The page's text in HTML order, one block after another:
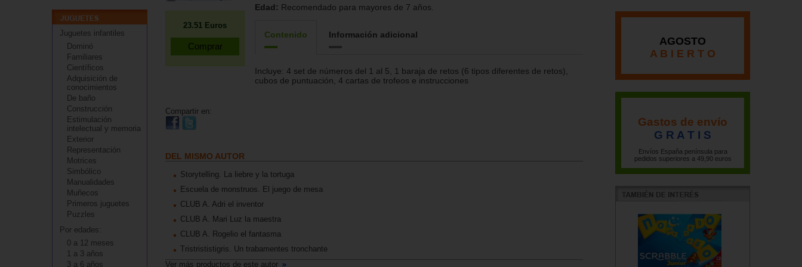
Juguetes infantiles
Dominó
Familiares
Científicos
Adquisición de
conocimientos
De baño
Construcción
Estimulación
intelectual y memoria
Exterior
Representación
Motrices
Simbólico
Manualidades
Muñecos
Primeros juguetes
Puzzles
Por edades:
0 a 12 meses
1 a 3 años
3 a 6 años
23.51 Euros
Compartir en:
Edad: Recomendado para mayores de 7 años.
Contenido Información adicional
Incluye: 4 set de números del 1 al 5, 1 baraja de retos (6 tipos diferentes de retos),
cubos de puntuación, 4 cartas de trofeos e instrucciones
DEL MISMO AUTOR
Storytelling. La liebre y la tortuga
Escuela de monstruos. El juego de mesa
CLUB A. Adri el inventor
CLUB A. Mari Luz la maestra
CLUB A. Rogelio el fantasma
Tristrististigris. Un trabamentes tronchante
Ver más productos de este autor
AGOSTO
A B I E R T O
Gastos de envío
G R A T I S
Envíos España península para
pedidos superiores a 49,90 euros